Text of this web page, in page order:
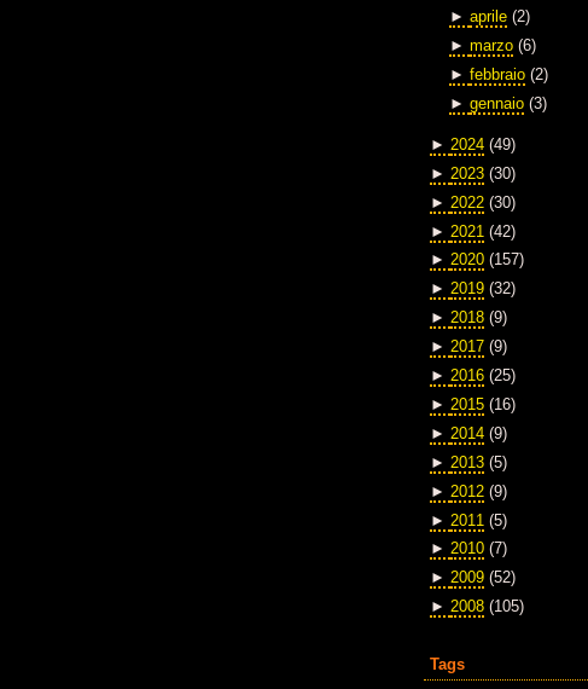
► aprile (2)
► marzo (6)
► febbraio (2)
► gennaio (3)
► 2024 (49)
► 2023 (30)
► 2022 (30)
► 2021 (42)
► 2020 (157)
► 2019 (32)
► 2018 (9)
► 2017 (9)
► 2016 (25)
► 2015 (16)
► 2014 (9)
► 2013 (5)
► 2012 (9)
► 2011 (5)
► 2010 (7)
► 2009 (52)
► 2008 (105)
Tags